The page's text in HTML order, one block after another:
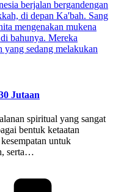
Jutaan
spiritual yang sangat
bentuk ketaatan
untuk
serta…